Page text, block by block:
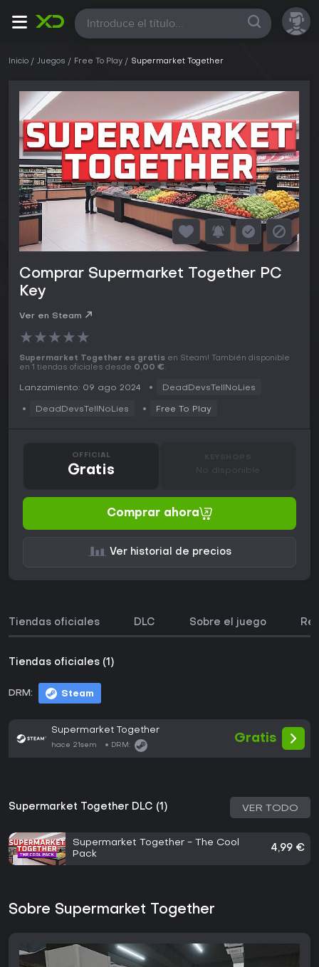
Todas
Inicio Juegos Free To Play Supermarket Together
Comprar Supermarket Together PC
Key
Ver en Steam
★★★★★
Supermarket Together es gratis en Steam! También disponible
en 1 tiendas oficiales desde 0,00 €.
Lanzamiento: 09 ago 2024 DeadDevsTellNoLies
DeadDevsTellNoLies Free To Play
OFFICIAL
Gratis No disponible
Comprar ahora
Ver historial de precios
Tiendas oficiales DLC Sobre el juego
Tiendas oficiales (1)
DRM: Steam
Supermarket Together
hace 21sem DRM:
Gratis
Supermarket Together DLC (1) VER TODO
Supermarket Together - The Cool
Pack
4,99 €
Sobre Supermarket Together